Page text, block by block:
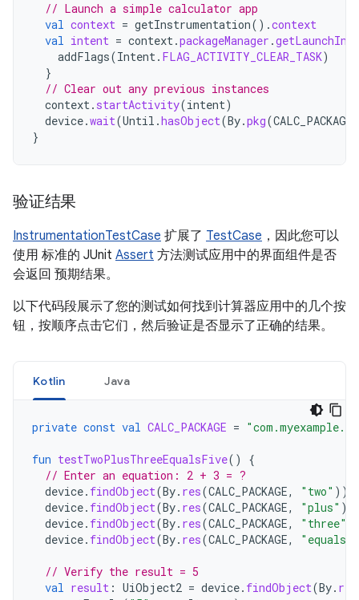
// Launch a simple calculator app
val context = getInstrumentation().context
val intent = context.packageManager .
addFlags(Intent. FLAG_ACTIVITY_CLEAR_TASK)
}
// Clear out any previous instances
context. startActivity(intent)
device.wait(Until .hasObject(By.pkg(CALC_PACKAGE
}
验证结果
InstrumentationTestCase 扩展了 TestCase ，因此您可以
使用 标准的 JUnit Assert 方法测试应用中的界面组件是否
会返回 预期结果。
以下代码段展示了您的测试如何找到计算器应用中的几个按
钮，按顺序点击它们，然后验证是否显示了正确的结果。
Kotlin Java
private const val CALC_PACKAGE =
fun testTwoPlusThreeEqualsFive()
{
// Enter an equation: 2 + 3 = ?
device. findObject(By. res(CALC_PACKAGE, "two" )).
device. findObject(By. res(CALC_PACKAGE, "plus"
device. findObject(By. res(CALC_PACKAGE, "three"
device. findObject(By. res(CALC_PACKAGE, "equals"
// Verify the result = 5
val result : UiObject2 = device. findObject(By. res